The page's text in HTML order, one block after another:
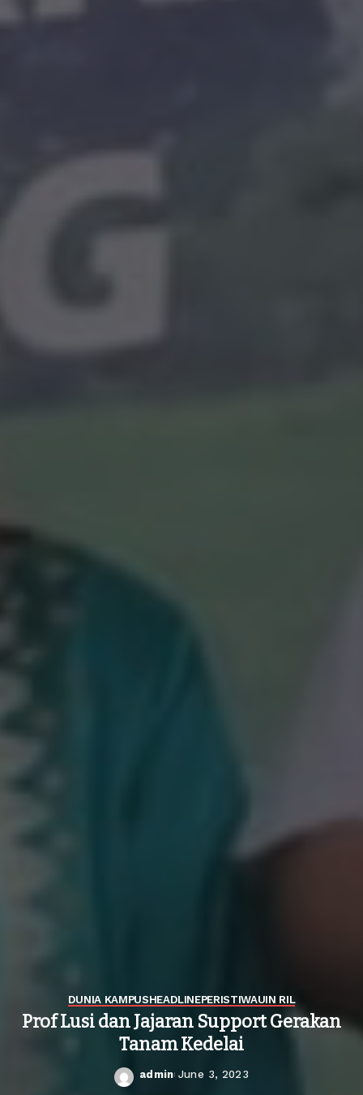
DUNIA KAMPUSHEADLINEPERISTIWAUIN RIL
Prof Lusi dan Jajaran Support Gerakan
Tanam Kedelai
Posted
admin June 3, 2023